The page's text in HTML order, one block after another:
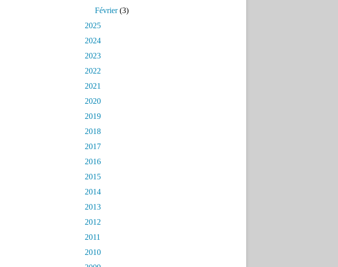
Février(3)
2025
2024
2023
2022
2021
2020
2019
2018
2017
2016
2015
2014
2013
2012
2011
2010